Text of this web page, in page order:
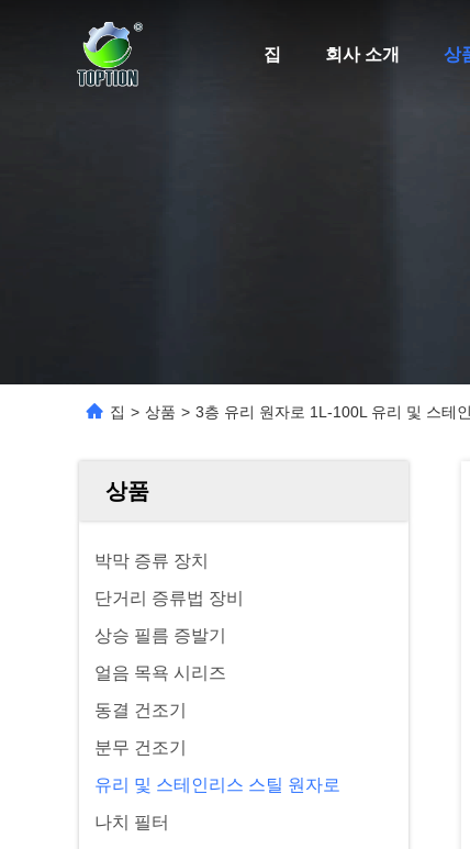
집 회사 소개 상
집 > 상품 > 3층 유리 원자로 1L-100L 유리 및 스테
상품
박막 증류 장치
단거리 증류법 장비
상승 필름 증발기
얼음 목욕 시리즈
동결 건조기
분무 건조기
유리 및 스테인리스 스틸 원자로
나치 필터